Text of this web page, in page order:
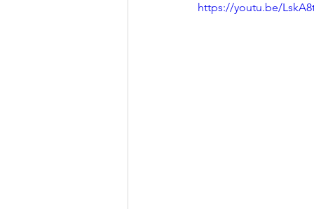
https://youtu.be/